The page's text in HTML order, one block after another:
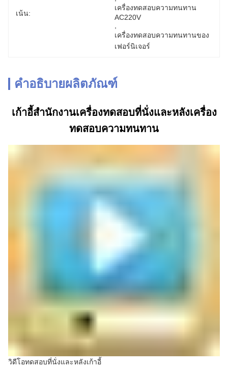
เน้น:
เครื่องทดสอบความทนทาน
AC220V
เครื่องทดสอบความทนทานของ
เฟอร์นิเจอร์
คำอธิบายผลิตภัณฑ์
เก้าอี้สำนักงานเครื่องทดสอบที่นั่งและหลังเครื่อง
ทดสอบความทนทาน
วิดีโอทดสอบที่นั่งและหลังเก้าอี้